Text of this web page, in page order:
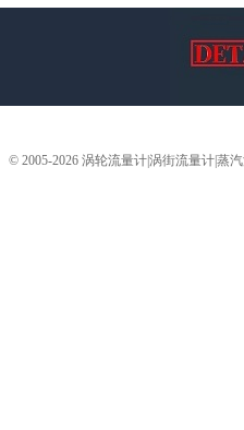
© 2005-2026 涡轮流量计|涡街流量计|蒸